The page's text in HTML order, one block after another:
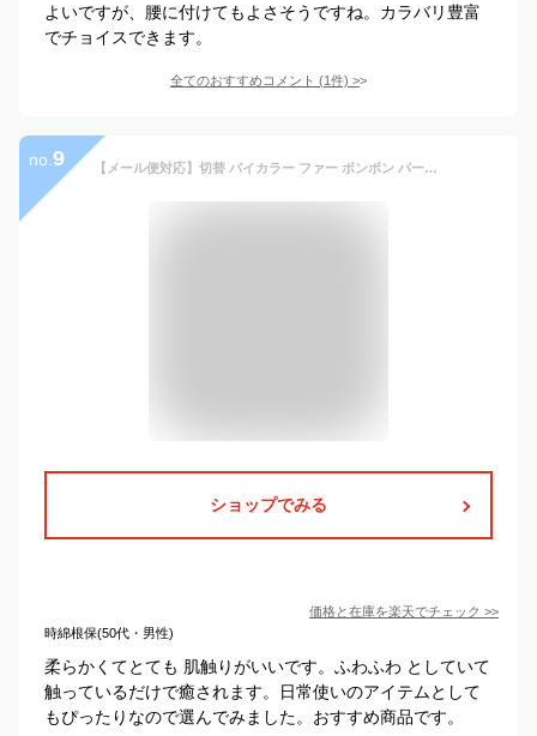
よいですが、腰に付けてもよさそうですね。カラバリ豊富
でチョイスできます。
全てのおすすめコメント (1件) >
no. 9 【メール便対応】切替 バイカラー ファー ボンボン パール付 ゴールド カラー キーホルダー キーリング チャーム レディース 女性用 もこもこ ふわふわ ふんわり ストラップ 真珠 カラバリ豊富 シンプル キュート カワイイ ガーリー カジュアル アクセサリー
ショップでみる
価格と在庫を楽天でチェック >>
時綿根保(50代・男性)
柔らかくてとても 肌触りがいいです。ふわふわ としていて
触っているだけで癒されます。日常使いのアイテムとして
もぴったりなので選んでみました。おすすめ商品です。